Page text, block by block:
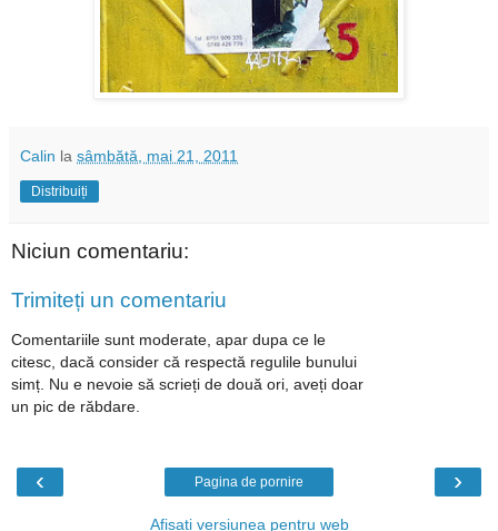
Calin la sâmbătă, mai 21, 2011
Distribuiți
Niciun comentariu:
Trimiteți un comentariu
Comentariile sunt moderate, apar dupa ce le
citesc, dacă consider că respectă regulile bunului
simț. Nu e nevoie să scrieți de două ori, aveți doar
un pic de răbdare.
‹ ›
Pagina de pornire
Afișați versiunea pentru web